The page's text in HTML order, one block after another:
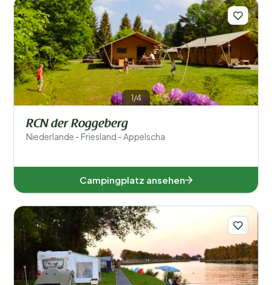
Beliebte Filter
Unterkunftstyp
Schwimmen
Allgemein
1/4
RCN der Roggeberg
Niederlande - Friesland - Appelscha
Campingplatz ansehen